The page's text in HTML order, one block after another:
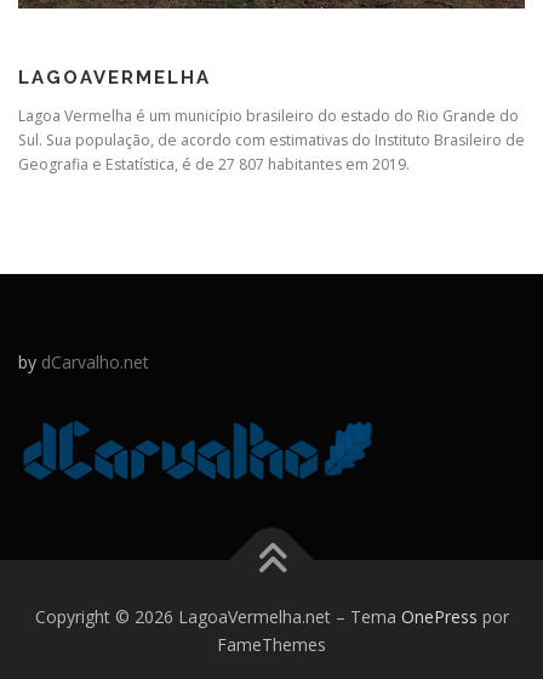
LAGOAVERMELHA
Lagoa Vermelha é um município brasileiro do estado do Rio Grande do
Sul. Sua população, de acordo com estimativas do Instituto Brasileiro de
Geografia e Estatística, é de 27 807 habitantes em 2019.
by dCarvalho.net
Copyright © 2026 LagoaVermelha.net – Tema OnePress por
FameThemes